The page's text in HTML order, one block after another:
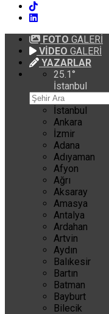
FOTO GALERİ
VİDEO GALERİ
YAZARLAR
25.1°
İstanbul
İstanbul
Ankara
İzmir
Adana
Adıyaman
Afyon
Ağrı
Aksaray
Amasya
Antalya
Ardahan
Artvin
Aydın
Balıkesir
Bartın
Batman
Bayburt
Bilecik